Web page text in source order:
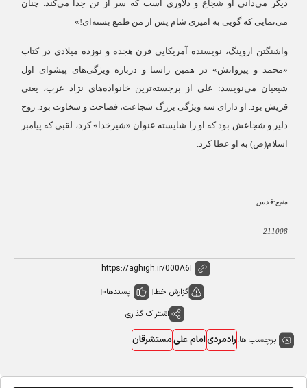
دیگر می‌دانی او شجاع و دلاوری است که سر از تن جدا می‌کند. چنان
می‌نمایی که گویی به امیری شام پس از من طمع بسته‌ای!»
واشنگتن اروینگ، نویسنده آمریکایی قرن هجده و نوزده میلادی در کتاب
«محمد و پیروانش» در همین راستا و درباره ویژگی‌های پیشوای اول
شیعیان می‌نویسد: علی از برجسته‌ترین خانواده‌های نژاد عرب، یعنی
قریش بود. او دارای سه ویژگی بزرگ شجاعت، فصاحت و سخاوت بود. روح
دلیر و شجاعش بود که او را شایسته عنوان «شیرخدا» کرد، لقبی که پیامبر
اسلام(ص) به او عطا کرد.
منبع:قدس
211008
گزارش خطا پسندها0
اشتراک گذاری
برچسب ها:رادمردیامام علیمستشرقان